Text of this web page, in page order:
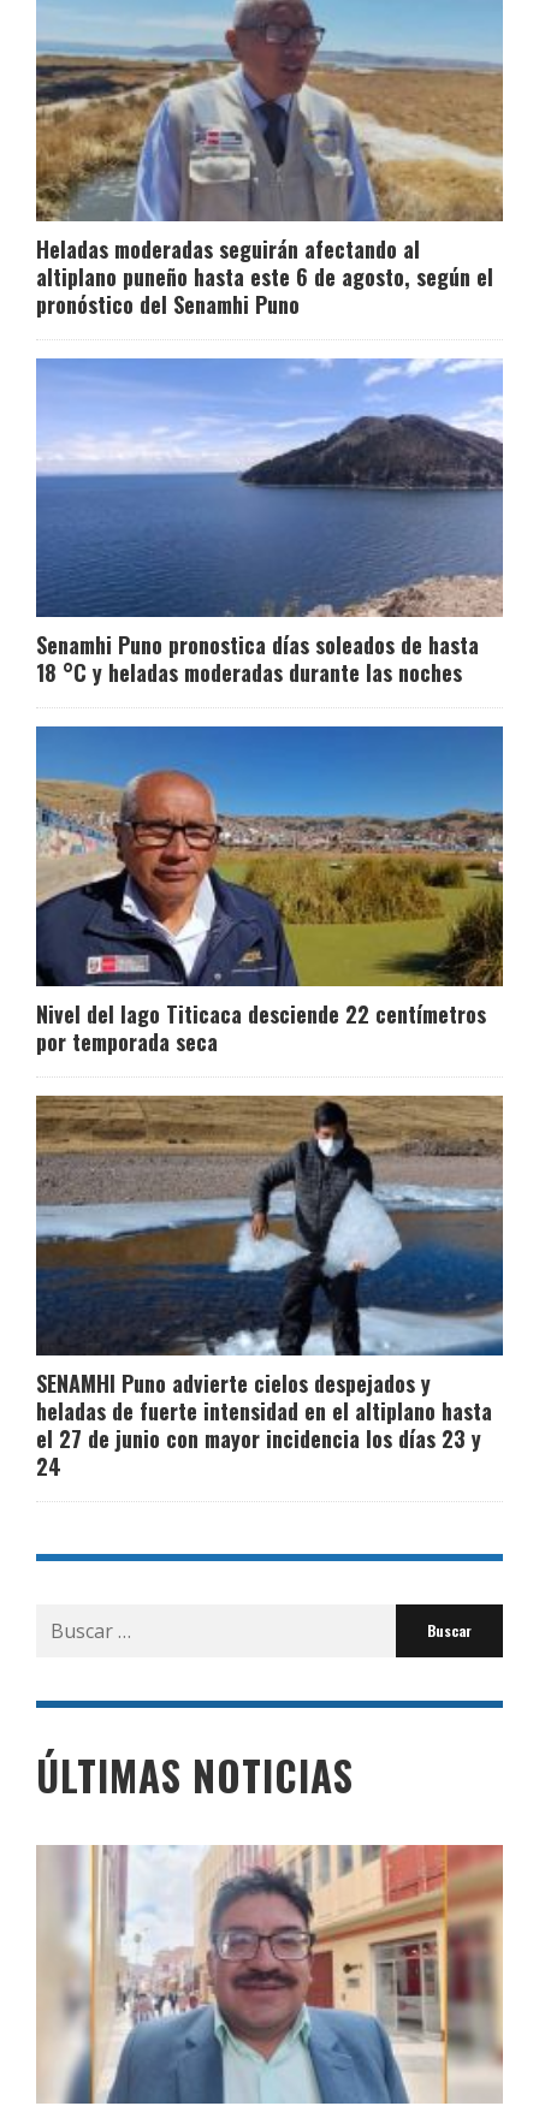
Heladas moderadas seguirán afectando al
altiplano puneño hasta este 6 de agosto, según el
pronóstico del Senamhi Puno
Senamhi Puno pronostica días soleados de hasta
18 °C y heladas moderadas durante las noches
Nivel del lago Titicaca desciende 22 centímetros
por temporada seca
SENAMHI Puno advierte cielos despejados y
heladas de fuerte intensidad en el altiplano hasta
el 27 de junio con mayor incidencia los días 23 y
24
Buscar
por:
ÚLTIMAS NOTICIAS